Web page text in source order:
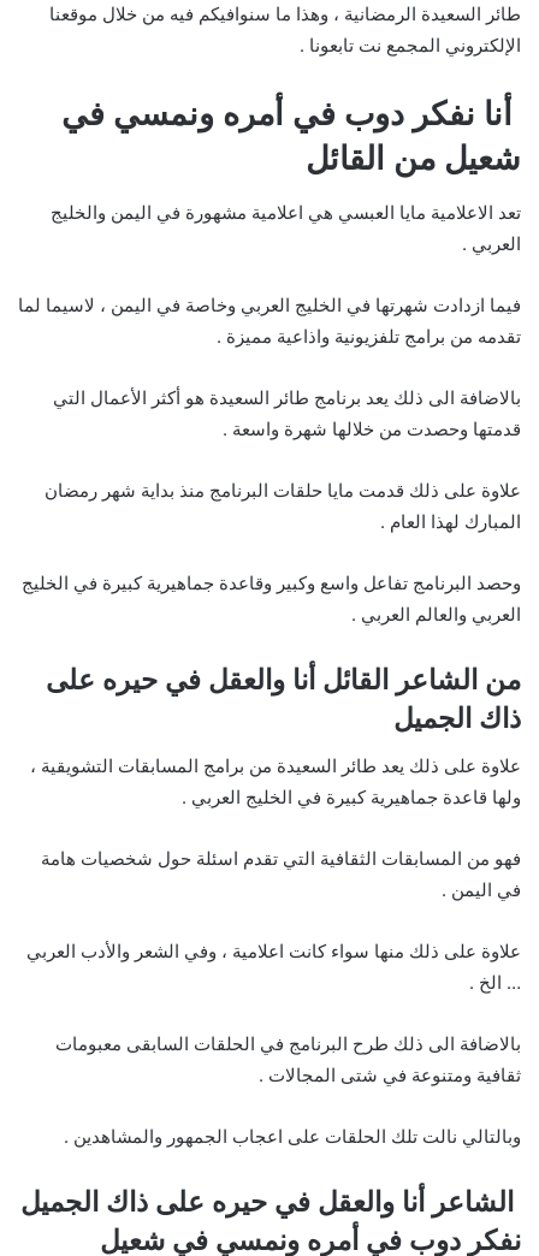
طائر السعيدة الرمضانية ، وهذا ما سنوافيكم فيه من خلال موقعنا
الإلكتروني المجمع نت تابعونا .
أنا نفكر دوب في أمره ونمسي في
شعيل من القائل
تعد الاعلامية مايا العبسي هي اعلامية مشهورة في اليمن والخليج
العربي .
فيما ازدادت شهرتها في الخليج العربي وخاصة في اليمن ، لاسيما لما
تقدمه من برامج تلفزيونية واذاعية مميزة .
بالاضافة الى ذلك يعد برنامج طائر السعيدة هو أكثر الأعمال التي
قدمتها وحصدت من خلالها شهرة واسعة .
علاوة على ذلك قدمت مايا حلقات البرنامج منذ بداية شهر رمضان
المبارك لهذا العام .
وحصد البرنامج تفاعل واسع وكبير وقاعدة جماهيرية كبيرة في الخليج
العربي والعالم العربي .
من الشاعر القائل أنا والعقل في حيره على
ذاك الجميل
علاوة على ذلك يعد طائر السعيدة من برامج المسابقات التشويقية ،
ولها قاعدة جماهيرية كبيرة في الخليج العربي .
فهو من المسابقات الثقافية التي تقدم اسئلة حول شخصيات هامة
في اليمن .
علاوة على ذلك منها سواء كانت اعلامية ، وفي الشعر والأدب العربي
… الخ .
بالاضافة الى ذلك طرح البرنامج في الحلقات السابقى معبومات
ثقافية ومتنوعة في شتى المجالات .
وبالتالي نالت تلك الحلقات على اعجاب الجمهور والمشاهدين .
الشاعر أنا والعقل في حيره على ذاك الجميل
نفكر دوب في أمره ونمسي في شعيل